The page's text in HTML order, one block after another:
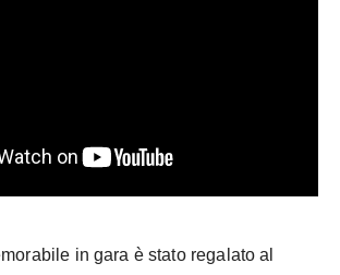
in gara è stato regalato al